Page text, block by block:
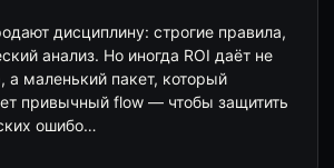
дисциплину: строгие правила,
анализ. Но иногда ROI даёт не
а маленький пакет, который
привычный flow — чтобы защитить
ошибо…